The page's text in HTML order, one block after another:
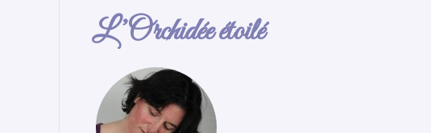
L’Orchidée étoilé